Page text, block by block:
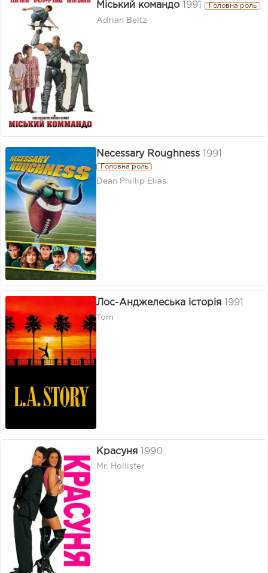
Міський командо 1991 Головна роль
Adrian Beltz
Necessary Roughness 1991
Головна роль
Dean Phillip Elias
Лос-Анджелеська історія 1991
Tom
Красуня 1990
Mr. Hollister